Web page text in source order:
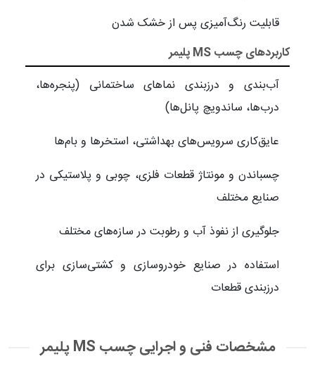
قابلیت رنگ‌آمیزی پس از خشک شدن
کاربردهای چسب MS پلیمر
آب‌بندی و درزبندی نماهای ساختمانی (پنجره‌ها،
درب‌ها، ساندویچ پانل‌ها)
عایق‌کاری سرویس‌های بهداشتی، استخرها و بام‌ها
چسباندن و مونتاژ قطعات فلزی، چوبی و پلاستیکی در
صنایع مختلف
جلوگیری از نفوذ آب و رطوبت در سازه‌های مختلف
استفاده در صنایع خودروسازی و کشتی‌سازی برای
درزبندی قطعات
مشخصات فنی و اجرایی چسب MS پلیمر